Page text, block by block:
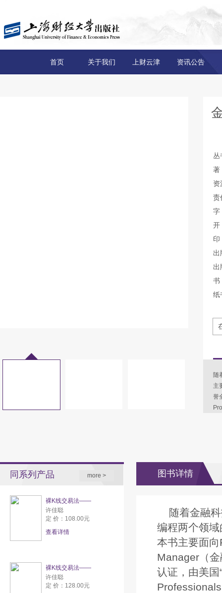
首页 关于我们 上财云津 资讯公告
丛
著
资
责
出
出
纸
随
主
誉
同系列产品 more >
裸K线交易法——
许佳聪
定 价：108.00元
查看详情
裸K线交易法——
许佳聪
定 价：128.00元
图书详情
随着金融
编程两个领
本书主要面
Manager（
认证，由美